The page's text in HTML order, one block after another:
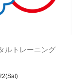
ルトレーニング